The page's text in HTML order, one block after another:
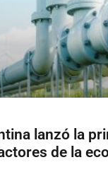
lanzó la
de la